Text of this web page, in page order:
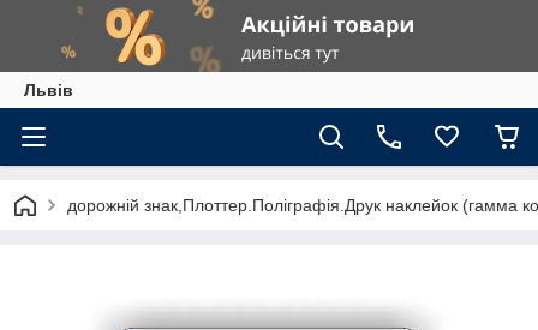
Львів
дорожній знак,Плоттер.Поліграфія.Друк наклейок (гамма